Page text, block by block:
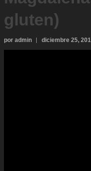
gluten)
por admin diciembre 25,